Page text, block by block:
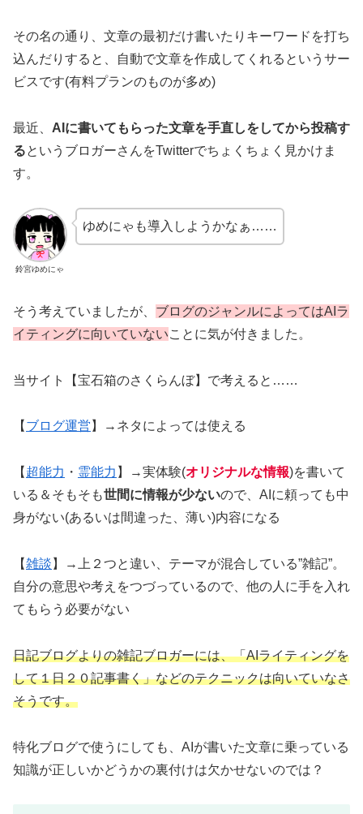
その名の通り、文章の最初だけ書いたりキーワードを打ち
込んだりすると、自動で文章を作成してくれるというサー
ビスです(有料プランのものが多め)
最近、 AIに書いてもらった文章を手直しをしてから投稿す
るというブロガーさんをTwitterでちょくちょく見かけま
す。
鈴宮ゆめにゃ
ゆめにゃも導入しようかなぁ……
そう考えていましたが、 ブログのジャンルによってはAIラ
イティングに向いていないことに気が付きました。
当サイト【宝石箱のさくらんぼ】で考えると……
【 ブログ運営 】→ネタによっては使える
【 超能力 ・ 霊能力 】→実体験(オリジナルな情報)を書いて
いる＆そもそも世間に情報が少ないので、AIに頼っても中
身がない(あるいは間違った、薄い)内容になる
【雑談 】→上２つと違い、テーマが混合している”雑記”。
自分の意思や考えをつづっているので、他の人に手を入れ
てもらう必要がない
日記ブログよりの雑記ブロガーには、「AIライティングを
して１日２０記事書く」などのテクニックは向いていなさ
そうです。
特化ブログで使うにしても、AIが書いた文章に乗っている
知識が正しいかどうかの裏付けは欠かせないのでは？